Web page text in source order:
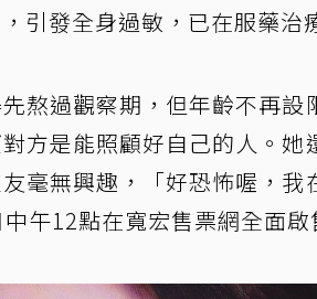
引發全身過敏，已在服藥治
熬過觀察期，但年齡不再設
方是能照顧好自己的人。她
毫無興趣，「好恐怖喔，我
午12點在寬宏售票網全面啟